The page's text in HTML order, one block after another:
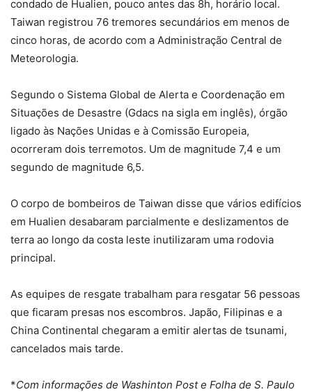
condado de Hualien, pouco antes das 8h, horário local.
Taiwan registrou 76 tremores secundários em menos de
cinco horas, de acordo com a Administração Central de
Meteorologia.
Segundo o Sistema Global de Alerta e Coordenação em
Situações de Desastre (Gdacs na sigla em inglês), órgão
ligado às Nações Unidas e à Comissão Europeia,
ocorreram dois terremotos. Um de magnitude 7,4 e um
segundo de magnitude 6,5.
O corpo de bombeiros de Taiwan disse que vários edifícios
em Hualien desabaram parcialmente e deslizamentos de
terra ao longo da costa leste inutilizaram uma rodovia
principal.
As equipes de resgate trabalham para resgatar 56 pessoas
que ficaram presas nos escombros. Japão, Filipinas e a
China Continental chegaram a emitir alertas de tsunami,
cancelados mais tarde.
*Com informações de Washinton Post e Folha de S. Paulo